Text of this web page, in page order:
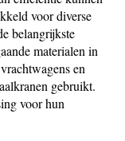
voor diverse
belangrijkste
materialen in
en
gebruikt.
voor hun